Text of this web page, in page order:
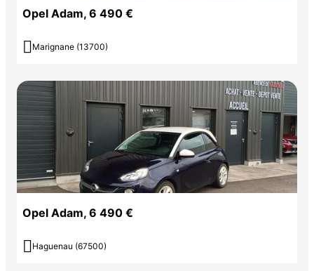
Opel Adam, 6 490 €
 Marignane (13700)
Opel Adam, 6 490 €
 Haguenau (67500)